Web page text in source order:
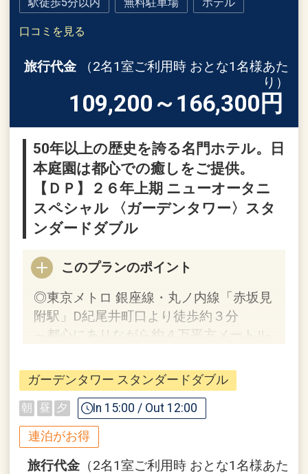
口コミを見る
旅行代金
（2名1室ご利用時 おとな1名様あた
り）
109,200～166,300 円
50年以上の歴史を誇る名門ホテル。日
本庭園は都心での癒しをご提供。
【ＤＰ】２６年上期 ニューオータニ
スペシャル 〈ガーデンタワー〉スタ
ンダードダブル
このプランのポイント
◎東京メトロ 銀座線・丸ノ内線「赤坂見
附駅」D紀尾井町口より徒歩約３分
～都心にありながら約４万平方メートル
【連泊するとお得】連泊割引がございま
す
連泊の場合、
1泊目より1泊につきおひとり様
００円引
ガーデンタワー スタンダードダブル
朝 昼 夕 In 15:00 / Out 12:00
連泊がお得
旅行代金 （2名1室ご利用時 おとな1名様あた